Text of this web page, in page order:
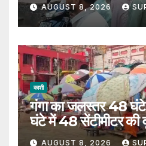
AUGUST 8, 2026
काशी
गंगा का जलस्तर 48
घंटे में 48 सेंटीमीटर की
AUGUST 8, 2026